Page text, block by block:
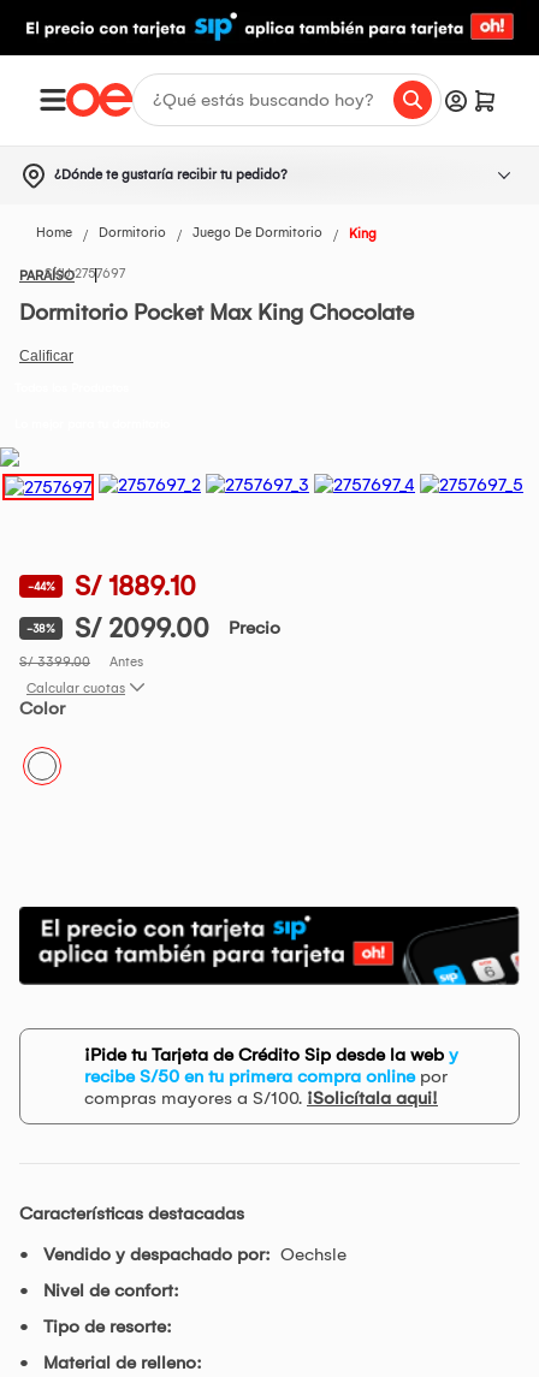
¿Dónde te gustaría recibir tu pedido?
Home Dormitorio Juego De Dormitorio King
PARAÍSO2757697
Dormitorio Pocket Max King Chocolate
-44% S/ 1889.10
-38% S/ 2099.00 Precio
S/ 3399.00
Antes
Calcular cuotas
Color
¡Pide tu Tarjeta de Crédito Sip desde la web y
recibe S/50 en tu primera compra onlinepor
compras mayores a S/100. ¡Solicítala aqui!
Características destacadas
Vendido y despachado por: Oechsle
Nivel de confort:
Tipo de resorte:
Material de relleno: